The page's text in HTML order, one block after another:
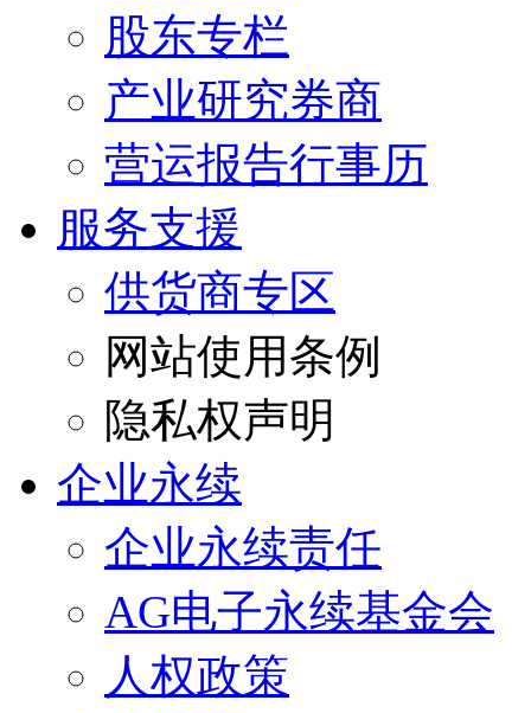
股东专栏
产业研究券商
营运报告行事历
服务支援
供货商专区
网站使用条例
隐私权声明
企业永续
企业永续责任
AG电子永续基金会
人权政策